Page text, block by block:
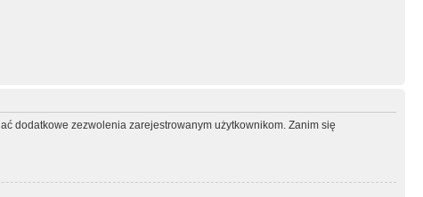
dodatkowe zezwolenia zarejestrowanym użytkownikom. Zanim się